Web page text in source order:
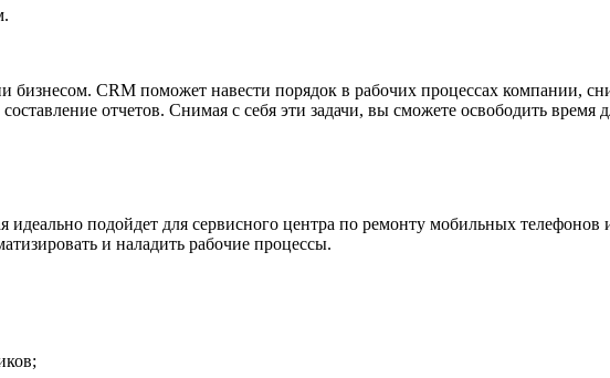
CRM поможет навести порядок в рабочих процессах компании,
отчетов. Снимая с себя эти задачи, вы сможете освободить
идеально подойдет для сервисного центра по ремонту мобильных
и наладить рабочие процессы.